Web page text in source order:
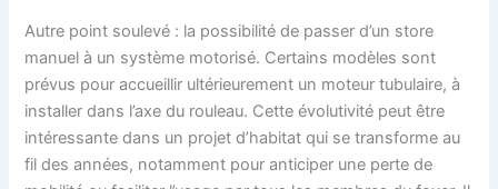
Autre point soulevé : la possibilité de passer d’un store
manuel à un système motorisé. Certains modèles sont
prévus pour accueillir ultérieurement un moteur tubulaire, à
installer dans l’axe du rouleau. Cette évolutivité peut être
intéressante dans un projet d’habitat qui se transforme au
fil des années, notamment pour anticiper une perte de